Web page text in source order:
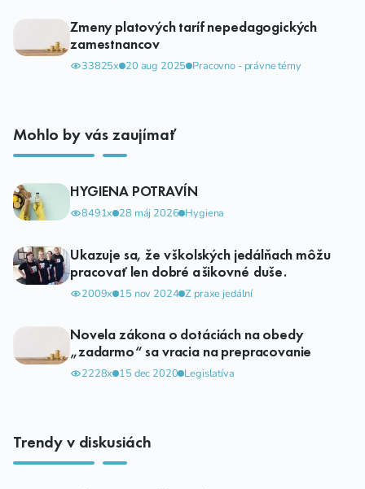
Zmeny platových taríf nepedagogických
zamestnancov
33825x 20 aug 2025 Pracovno - právne témy
Mohlo by vás zaujímať
HYGIENA POTRAVÍN
8491x 28 máj 2026 Hygiena
Ukazuje sa, že v školských jedálňach môžu
pracovať len dobré a šikovné duše.
2009x 15 nov 2024 Z praxe jedální
Novela zákona o dotáciách na obedy
„zadarmo“ sa vracia na prepracovanie
2228x 15 dec 2020 Legislatíva
Trendy v diskusiách